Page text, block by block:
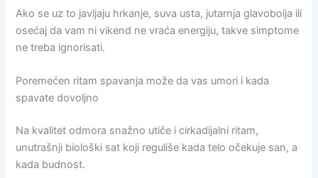
Ako se uz to javljaju hrkanje, suva usta, jutarnja glavobolja ili
osećaj da vam ni vikend ne vraća energiju, takve simptome
ne treba ignorisati.
Poremećen ritam spavanja može da vas umori i kada
spavate dovoljno
Na kvalitet odmora snažno utiče i cirkadijalni ritam,
unutrašnji biološki sat koji reguliše kada telo očekuje san, a
kada budnost.